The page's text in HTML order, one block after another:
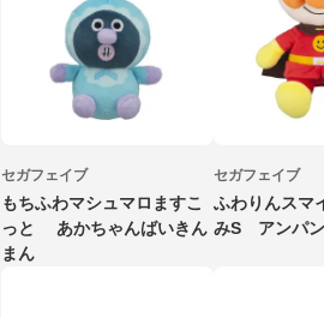
セガフェイブ
もちふわマシュマロますこ
っと あかちゃんばいきん
まん
セガフェイブ
ふわりんスマ
みS アンパ